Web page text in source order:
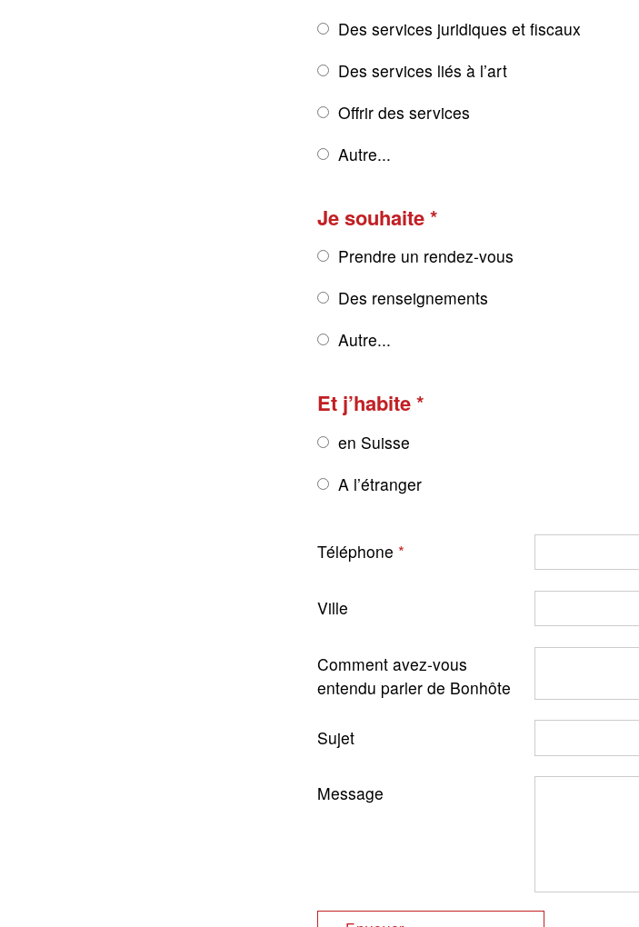
Des services juridiques et fiscaux
Des services liés à l’art
Offrir des services
Autre...
Je souhaite
Prendre un rendez-vous
Des renseignements
Autre...
Et j’habite
en Suisse
A l’étranger
Téléphone
Ville
Comment avez-vous
entendu parler de Bonhôte
Sujet
Message